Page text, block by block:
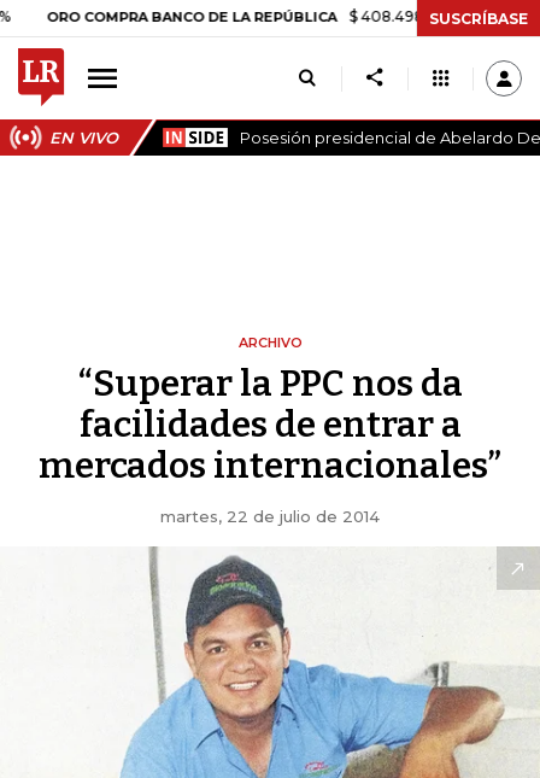
COMPRA BANCO DE LA REPÚBLICA $ 408.498,97 +$ 8.753,81
SUSCRÍBASE
EN VIVO Posesión presidencial de Abelardo
ARCHIVO
“Superar la PPC nos da
facilidades de entrar a
mercados internacionales”
martes, 22 de julio de 2014